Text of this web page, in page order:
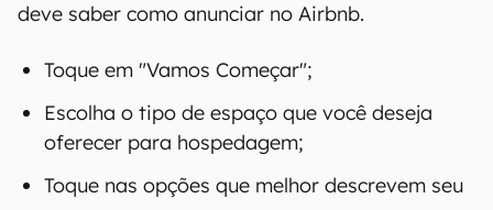
deve saber como anunciar no Airbnb.
Toque em "Vamos Começar";
Escolha o tipo de espaço que você deseja
oferecer para hospedagem;
Toque nas opções que melhor descrevem seu